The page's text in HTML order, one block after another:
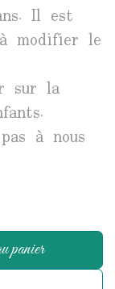
Il est
modifier le
sur la
à nous
panier